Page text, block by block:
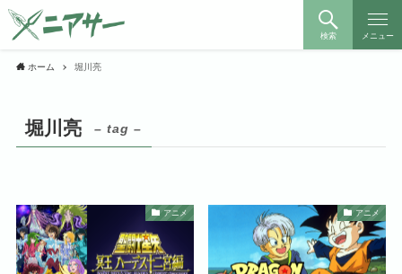
検索 メニュー
ホーム 堀川亮
堀川亮 – tag –
アニメ アニメ